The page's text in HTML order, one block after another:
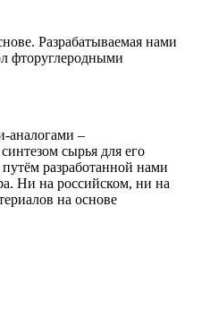
Разрабатываемая нами
фторуглеродными
аналогами –
сырья для его
разработанной нами
Ни на российском, ни на
на основе